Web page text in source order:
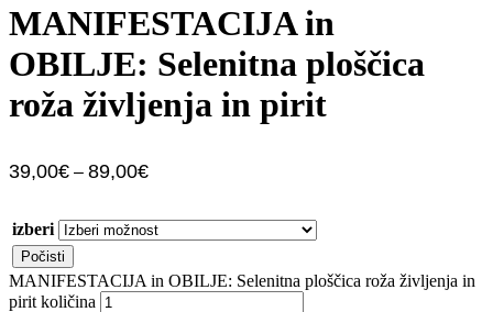
MANIFESTACIJA in
OBILJE: Selenitna ploščica
roža življenja in pirit
39,00€ – 89,00€
izberi
Počisti
MANIFESTACIJA in OBILJE: Selenitna ploščica roža življenja in
pirit količina